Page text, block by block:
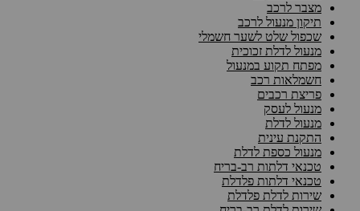
מצבר לרכב
תיקון מנעול לרכב
שכפול שלט לשער חשמלי
מנעול לדלת זכוכית
מפתח תקוע במנעול
חשמלאות רכב
פריצת רכבים
מנעול לעסק
מנעול לדלת
התקנת עינית
מנעול כספת לדלת
טכנאי דלתות רב-בריח
טכנאי דלתות פלדלת
שירות לדלת פלדלת